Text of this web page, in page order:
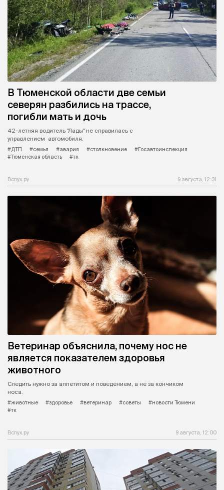
В Тюменской области две семьи
северян разбились на трассе,
погибли мать и дочь
42-летняя водитель "Лады" не справилась с
управлением автомобиля.
#ДТП
#семья #авария #столкновение
#Госавтоинспекция
#Тюменская область
#тк
Вслух.ру 9 августа, 12:31
Ветеринар объяснила, почему нос не
является показателем здоровья
животного
Следить нужно за аппетитом и поведением, а не за кончиком
носа.
#животные
#здоровье #ветеринар #советы
#новости Тюмени
#тк
Вслух.ру 9 августа, 12:00